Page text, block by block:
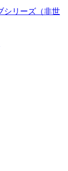
シリーズ（非世